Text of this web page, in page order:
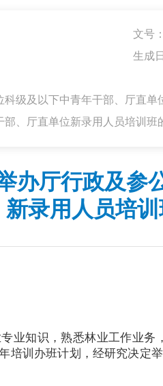
文号
生成
级及以下中青年干部、厅直单
、厅直单位新录用人员培训班
办厅行政及参
新录用人员培
业知识，熟悉林业工作业
培训办班计划，经研究决